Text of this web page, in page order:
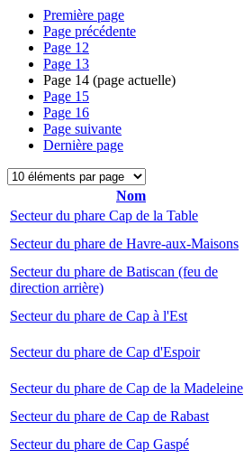
Première page
Page précédente
Page 12
Page 13
Page 14 (page actuelle)
Page 15
Page 16
Page suivante
Dernière page
Nom
Secteur du phare Cap de la Table
Secteur du phare de Havre-aux-Maisons
Secteur du phare de Batiscan (feu de
direction arrière)
Secteur du phare de Cap à l'Est
Secteur du phare de Cap d'Espoir
Secteur du phare de Cap de la Madeleine
Secteur du phare de Cap de Rabast
Secteur du phare de Cap Gaspé